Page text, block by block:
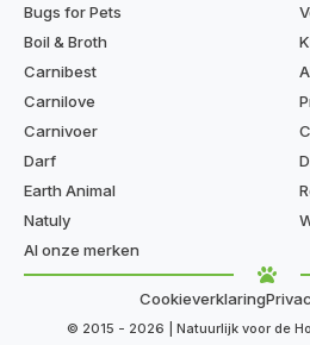
Bugs for Pets
Boil & Broth
Carnibest
Carnilove
Carnivoer
Darf
Earth Animal
Natuly
Al onze merken
© 2015 - 2026 | Natuurlijk voor de
Cookieverklaring